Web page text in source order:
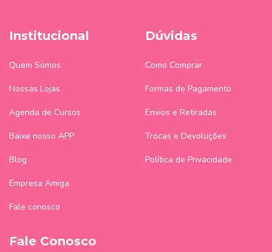
Institucional
Quem Somos
Nossas Lojas
Agenda de Cursos
Baixe nosso APP
Blog
Empresa Amiga
Fale conosco
Dúvidas
Como Comprar
Formas de Pagamento
Envios e Retiradas
Trocas e Devoluções
Política de Privacidade
Fale Conosco